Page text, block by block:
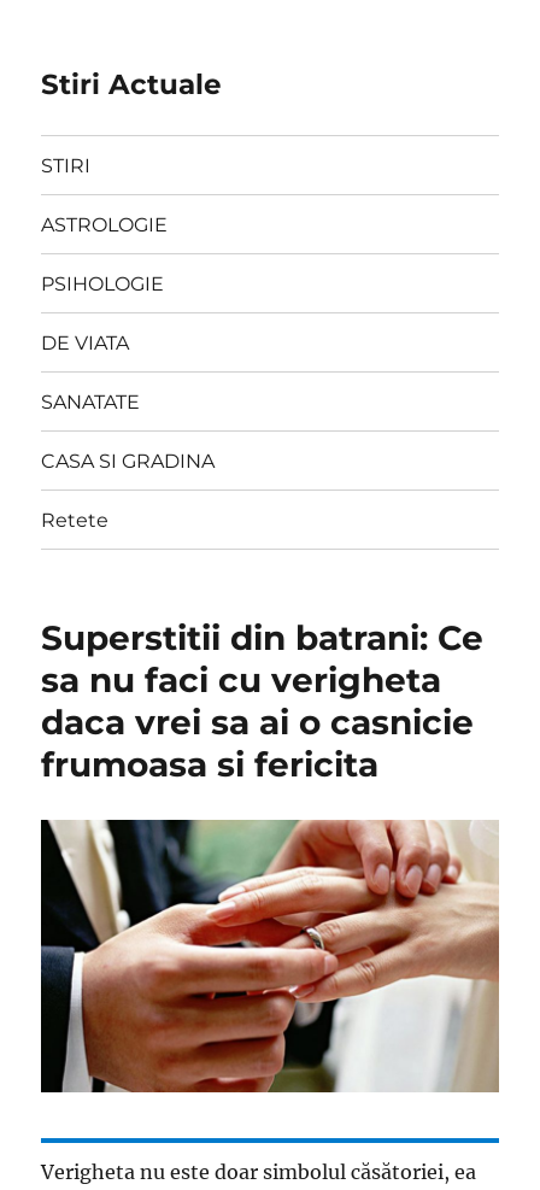
Stiri Actuale
STIRI
ASTROLOGIE
PSIHOLOGIE
DE VIATA
SANATATE
CASA SI GRADINA
Retete
Superstitii din batrani: Ce
sa nu faci cu verigheta
daca vrei sa ai o casnicie
frumoasa si fericita
Verigheta nu este doar simbolul căsătoriei, ea